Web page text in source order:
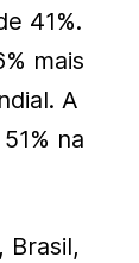
41%.
mais
A
na
Brasil,